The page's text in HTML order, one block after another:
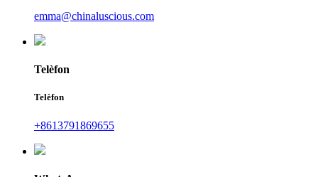
emma@chinaluscious.com
Telèfon
Telèfon
+8613791869655